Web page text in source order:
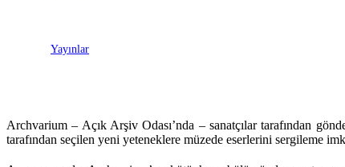
Yayınlar
Archvarium – Açık Arşiv Odası’nda – sanatçılar tarafından
tarafından seçilen yeni yeteneklere müzede eserlerini sergileme